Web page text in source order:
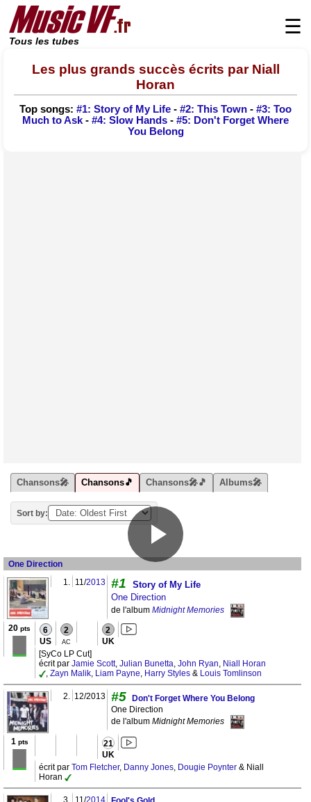
Tous les tubes
☰
Les plus grands succès écrits par Niall
Horan
Top songs: #1: Story of My Life - #2: This Town - #3: Too
Much to Ask - #4: Slow Hands - #5: Don't Forget Where
You Belong
Chansons🎤 Chansons🎵 Chansons🎤🎵 Albums🎤
Sort by:
One Direction
1. 11/2013 #1
Story of My Life
One Direction
de l'album Midnight Memories
20 pts 6
US
2
AC
2
UK
[SyCo LP Cut]
écrit par Jamie Scott, Julian Bunetta, John Ryan, Niall Horan
, Zayn Malik, Liam Payne, Harry Styles & Louis Tomlinson
2. 12/2013 #5
Don't Forget Where You Belong
One Direction
de l'album Midnight Memories
1 pts 21
UK
écrit par Tom Fletcher, Danny Jones, Dougie Poynter & Niall
Horan
3. 11/2014